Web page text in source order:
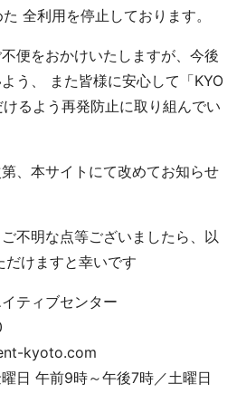
全利用を停止しております。
便をおかけいたしますが、今後
う、 また皆様に安心して「KYO
るよう再発防止に取り組んでい
、本サイトにて改めてお知らせ
不明な点等ございましたら、以
けますと幸いです
ティブセンター
kyoto.com
日 午前9時～午後7時／土曜日